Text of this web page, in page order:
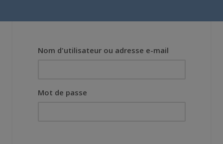
Nom d'utilisateur ou adresse e-mail
Mot de passe